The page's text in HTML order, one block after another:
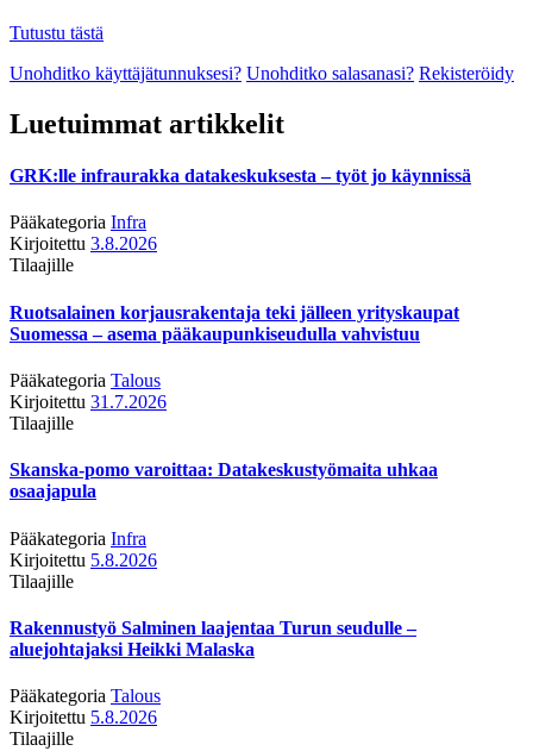
Tutustu tästä
Unohditko käyttäjätunnuksesi? Unohditko salasanasi? Rekisteröidy
Luetuimmat artikkelit
GRK:lle infraurakka datakeskuksesta – työt jo käynnissä
Pääkategoria Infra
Kirjoitettu 3.8.2026
Tilaajille
Ruotsalainen korjausrakentaja teki jälleen yrityskaupat
Suomessa – asema pääkaupunkiseudulla vahvistuu
Pääkategoria Talous
Kirjoitettu 31.7.2026
Tilaajille
Skanska-pomo varoittaa: Datakeskustyömaita uhkaa
osaajapula
Pääkategoria Infra
Kirjoitettu 5.8.2026
Tilaajille
Rakennustyö Salminen laajentaa Turun seudulle –
aluejohtajaksi Heikki Malaska
Pääkategoria Talous
Kirjoitettu 5.8.2026
Tilaajille